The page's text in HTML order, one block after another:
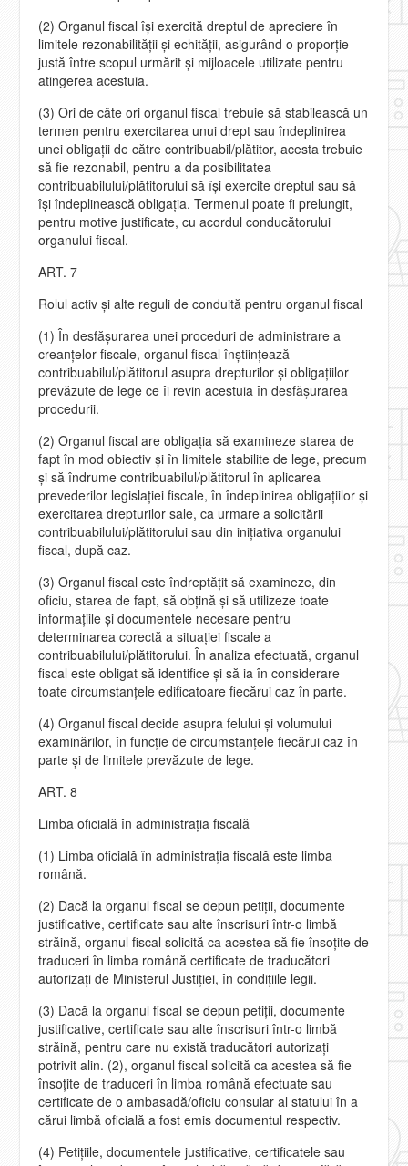
(2) Organul fiscal îşi exercită dreptul de apreciere în
limitele rezonabilităţii şi echităţii, asigurând o proporţie
justă între scopul urmărit şi mijloacele utilizate pentru
atingerea acestuia.
(3) Ori de câte ori organul fiscal trebuie să stabilească un
termen pentru exercitarea unui drept sau îndeplinirea
unei obligaţii de către contribuabil/plătitor, acesta trebuie
să fie rezonabil, pentru a da posibilitatea
contribuabilului/plătitorului să îşi exercite dreptul sau să
îşi îndeplinească obligaţia. Termenul poate fi prelungit,
pentru motive justificate, cu acordul conducătorului
organului fiscal.
ART. 7
Rolul activ şi alte reguli de conduită pentru organul fiscal
(1) În desfăşurarea unei proceduri de administrare a
creanţelor fiscale, organul fiscal înştiinţează
contribuabilul/plătitorul asupra drepturilor şi obligaţiilor
prevăzute de lege ce îi revin acestuia în desfăşurarea
procedurii.
(2) Organul fiscal are obligaţia să examineze starea de
fapt în mod obiectiv şi în limitele stabilite de lege, precum
şi să îndrume contribuabilul/plătitorul în aplicarea
prevederilor legislaţiei fiscale, în îndeplinirea obligaţiilor şi
exercitarea drepturilor sale, ca urmare a solicitării
contribuabilului/plătitorului sau din iniţiativa organului
fiscal, după caz.
(3) Organul fiscal este îndreptăţit să examineze, din
oficiu, starea de fapt, să obţină şi să utilizeze toate
informaţiile şi documentele necesare pentru
determinarea corectă a situaţiei fiscale a
contribuabilului/plătitorului. În analiza efectuată, organul
fiscal este obligat să identifice şi să ia în considerare
toate circumstanţele edificatoare fiecărui caz în parte.
(4) Organul fiscal decide asupra felului şi volumului
examinărilor, în funcţie de circumstanţele fiecărui caz în
parte şi de limitele prevăzute de lege.
ART. 8
Limba oficială în administraţia fiscală
(1) Limba oficială în administraţia fiscală este limba
română.
(2) Dacă la organul fiscal se depun petiţii, documente
justificative, certificate sau alte înscrisuri într-o limbă
străină, organul fiscal solicită ca acestea să fie însoţite de
traduceri în limba română certificate de traducători
autorizaţi de Ministerul Justiţiei, în condiţiile legii.
(3) Dacă la organul fiscal se depun petiţii, documente
justificative, certificate sau alte înscrisuri într-o limbă
străină, pentru care nu există traducători autorizaţi
potrivit alin. (2), organul fiscal solicită ca acestea să fie
însoţite de traduceri în limba română efectuate sau
certificate de o ambasadă/oficiu consular al statului în a
cărui limbă oficială a fost emis documentul respectiv.
(4) Petiţiile, documentele justificative, certificatele sau